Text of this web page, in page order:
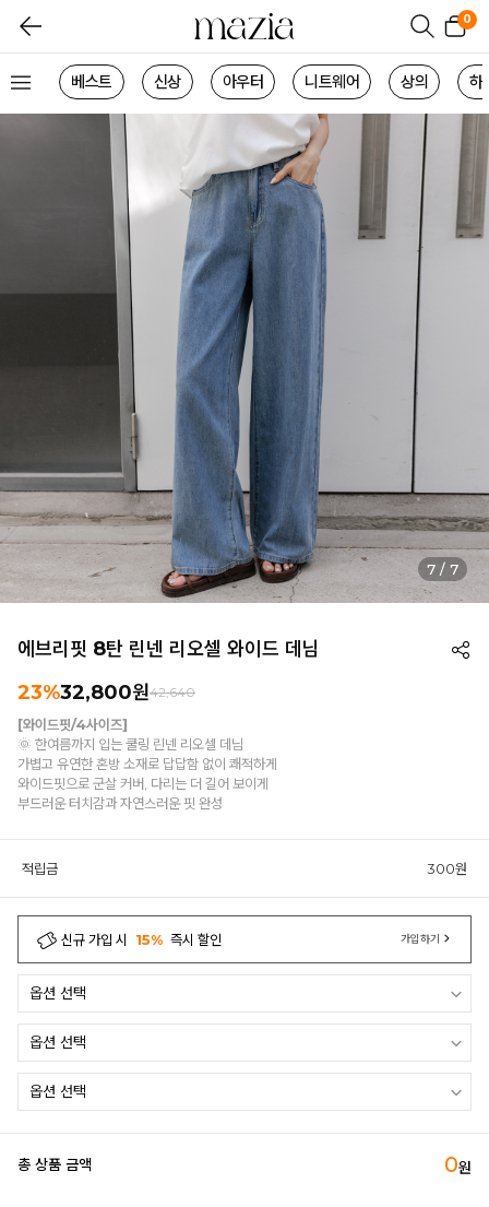
0
베스트 신상 아우터 니트웨어 상의 하
7 / 7
에브리핏 8탄 린넨 리오셀 와이드 데님
23%32,800원42,640
[와이드핏/4사이즈]
🌞 한여름까지 입는 쿨링 린넨 리오셀 데님
가볍고 유연한 혼방 소재로 답답함 없이 쾌적하게
와이드핏으로 군살 커버, 다리는 더 길어 보이게
부드러운 터치감과 자연스러운 핏 완성
적립금 300원
신규 가입 시 15% 즉시 할인 가입하기
총 상품 금액 0원